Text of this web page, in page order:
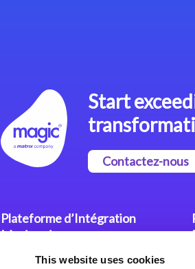
This website uses cookies
Start
Contactez-nous
Plateforme d’Intégration
Magic xpi
Plateformes d’Intégration